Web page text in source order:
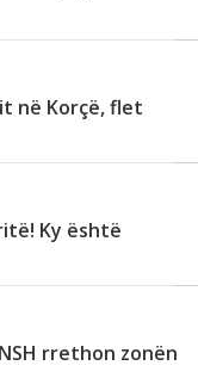
në Korçë, flet
Ky është
rrethon zonën